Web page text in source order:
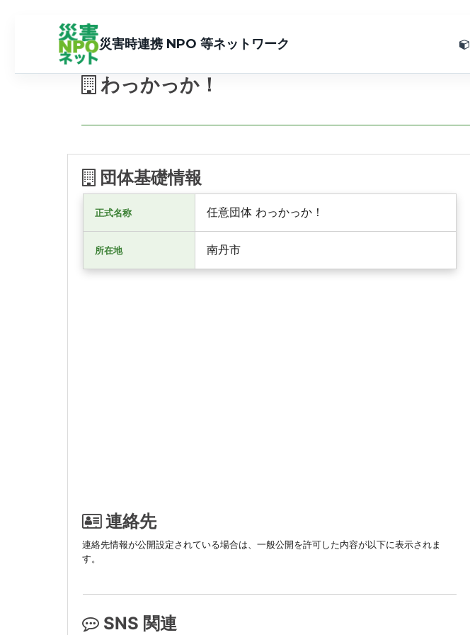
災害時連携 NPO 等ネットワーク
わっかっか！
団体基礎情報
正式名称 任意団体 わっかっか！
所在地 南丹市
連絡先
連絡先情報が公開設定されている場合は、一般公開を許可した内容が以下に表示されま
す。
SNS 関連